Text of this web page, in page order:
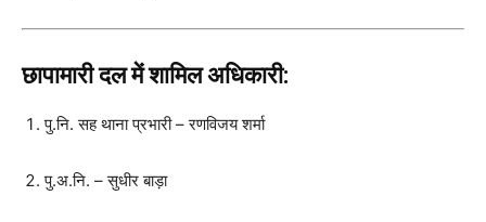
छापामारी दल में शामिल अधिकारी:
पु.नि. सह थाना प्रभारी – रणविजय शर्मा
पु.अ.नि. – सुधीर बाड़ा